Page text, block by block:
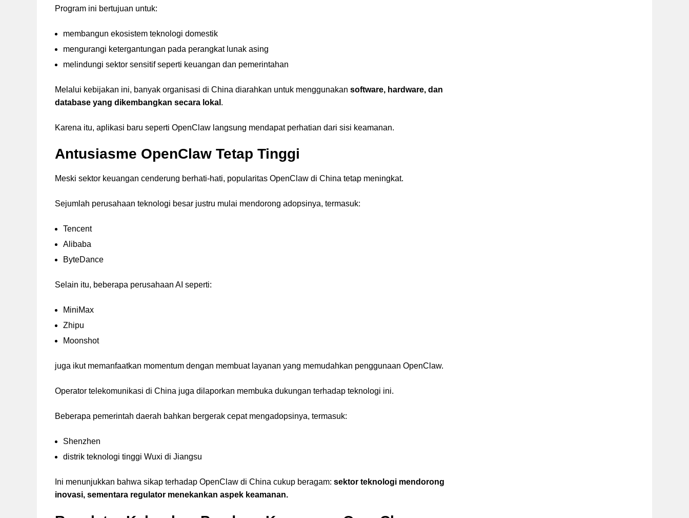
Program ini bertujuan untuk:
membangun ekosistem teknologi domestik
mengurangi ketergantungan pada perangkat lunak asing
melindungi sektor sensitif seperti keuangan dan pemerintahan
Melalui kebijakan ini, banyak organisasi di China diarahkan untuk menggunakan software, hardware, dan
database yang dikembangkan secara lokal .
Karena itu, aplikasi baru seperti OpenClaw langsung mendapat perhatian dari sisi keamanan.
Antusiasme OpenClaw Tetap Tinggi
Meski sektor keuangan cenderung berhati-hati, popularitas OpenClaw di China tetap meningkat.
Sejumlah perusahaan teknologi besar justru mulai mendorong adopsinya, termasuk:
Tencent
Alibaba
ByteDance
Selain itu, beberapa perusahaan AI seperti:
MiniMax
Zhipu
Moonshot
juga ikut memanfaatkan momentum dengan membuat layanan yang memudahkan penggunaan OpenClaw.
Operator telekomunikasi di China juga dilaporkan membuka dukungan terhadap teknologi ini.
Beberapa pemerintah daerah bahkan bergerak cepat mengadopsinya, termasuk:
Shenzhen
distrik teknologi tinggi Wuxi di Jiangsu
Ini menunjukkan bahwa sikap terhadap OpenClaw di China cukup beragam: sektor teknologi mendorong
inovasi, sementara regulator menekankan aspek keamanan.